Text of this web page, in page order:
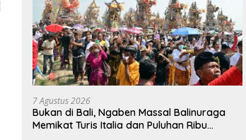
7 Agustus 2026
Bukan di Bali, Ngaben Massal Balinuraga
Memikat Turis Italia dan Puluhan Ribu